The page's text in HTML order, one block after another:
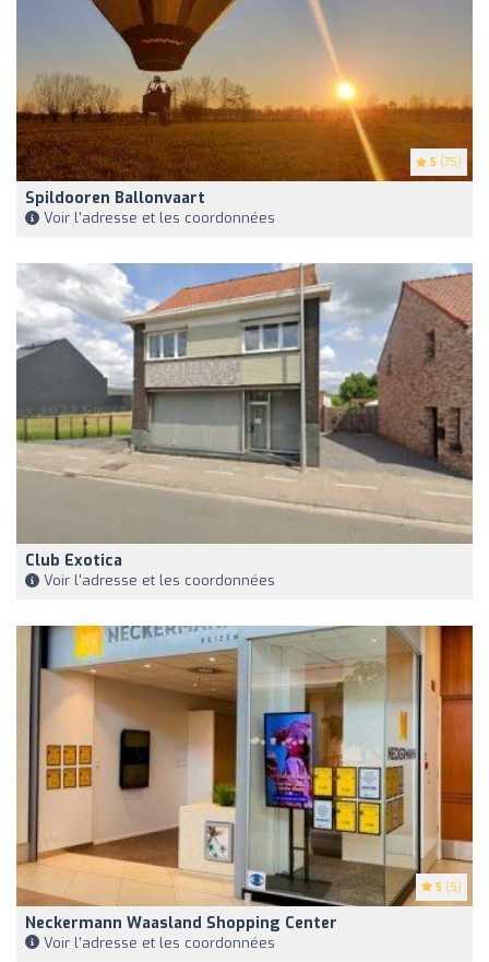
5 (75)
Spildooren Ballonvaart
Voir l'adresse et les coordonnées
Club Exotica
Voir l'adresse et les coordonnées
5 (5)
Neckermann Waasland Shopping Center
Voir l'adresse et les coordonnées